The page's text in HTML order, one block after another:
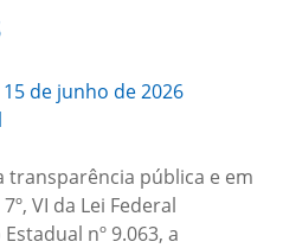
15 de junho de 2026
transparência pública e em
VI da Lei Federal
nº 9.063, a